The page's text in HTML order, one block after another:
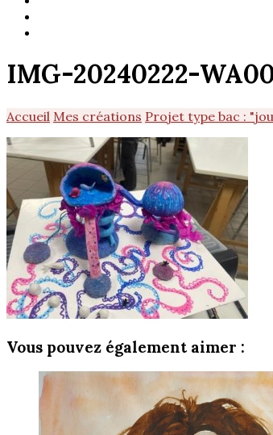
IMG-20240222-
Accueil Mes créations Projet type bac :
Vous pouvez également aimer :